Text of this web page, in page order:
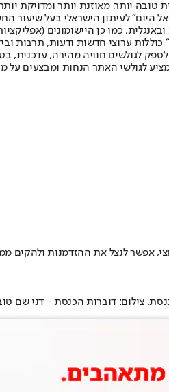
יותר, מאוזנת יותר ומדויקת
המודפסת הראשונה פורסמה ב-30 ביולי 2007, וב-2010
ערוצי חדשות ודעות, תרבות
לספק לגולשים חוויה מהירה,
לגולשי האתר הנחות ומבצעים על
אפשר לנצל את ההזדמנות ולהקים
צילום: דוברות הכנסת - דני שם